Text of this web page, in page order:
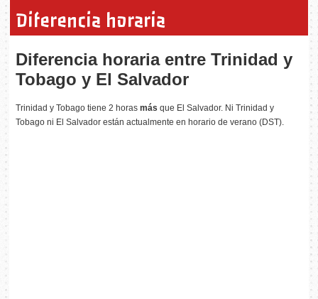
Diferencia horaria
Diferencia horaria entre Trinidad y
Tobago y El Salvador
Trinidad y Tobago tiene 2 horasmás que El Salvador. Ni Trinidad y
Tobago ni El Salvador están actualmente en horario de verano (DST).